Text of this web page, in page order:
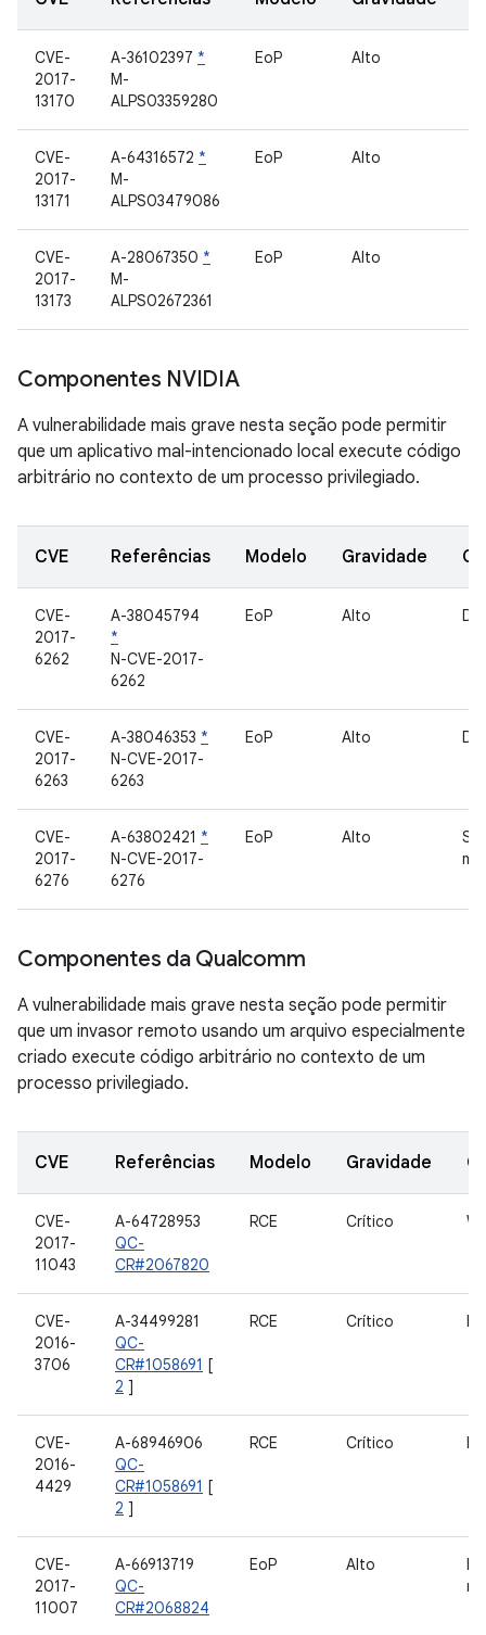
CVE-
2017-
13170
A-36102397 *
M-
ALPS03359280
EoP Alto
CVE-
2017-
13171
A-64316572 *
M-
ALPS03479086
EoP Alto
CVE-
2017-
13173
A-28067350 *
M-
ALPS02672361
EoP Alto
Componentes NVIDIA
A vulnerabilidade mais grave nesta seção pode permitir
que um aplicativo mal-intencionado local execute código
arbitrário no contexto de um processo privilegiado.
CVE Referências Modelo Gravidade
CVE-
2017-
6262
A-38045794
*
N-CVE-2017-
6262
EoP Alto
CVE-
2017-
6263
A-38046353 *
N-CVE-2017-
6263
EoP Alto
CVE-
2017-
6276
A-63802421 *
N-CVE-2017-
6276
EoP Alto
Componentes da Qualcomm
A vulnerabilidade mais grave nesta seção pode permitir
que um invasor remoto usando um arquivo especialmente
criado execute código arbitrário no contexto de um
processo privilegiado.
CVE Referências Modelo Gravidade
CVE-
2017-
11043
A-64728953
QC-
CR#2067820
RCE Crítico
CVE-
2016-
3706
A-34499281
QC-
CR#1058691 [
2 ]
RCE Crítico
CVE-
2016-
4429
A-68946906
QC-
CR#1058691 [
2 ]
RCE Crítico
CVE-
2017-
11007
A-66913719
QC-
CR#2068824
EoP Alto